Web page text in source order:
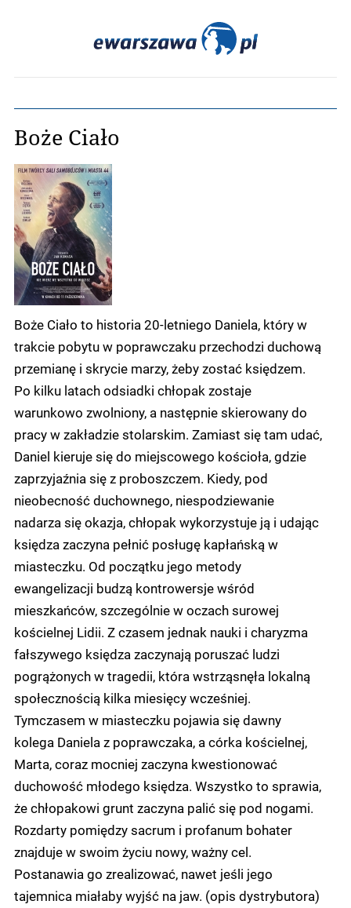
Boże Ciało
Boże Ciało to historia 20-letniego Daniela, który w
trakcie pobytu w poprawczaku przechodzi duchową
przemianę i skrycie marzy, żeby zostać księdzem.
Po kilku latach odsiadki chłopak zostaje
warunkowo zwolniony, a następnie skierowany do
pracy w zakładzie stolarskim. Zamiast się tam udać,
Daniel kieruje się do miejscowego kościoła, gdzie
zaprzyjaźnia się z proboszczem. Kiedy, pod
nieobecność duchownego, niespodziewanie
nadarza się okazja, chłopak wykorzystuje ją i udając
księdza zaczyna pełnić posługę kapłańską w
miasteczku. Od początku jego metody
ewangelizacji budzą kontrowersje wśród
mieszkańców, szczególnie w oczach surowej
kościelnej Lidii. Z czasem jednak nauki i charyzma
fałszywego księdza zaczynają poruszać ludzi
pogrążonych w tragedii, która wstrząsnęła lokalną
społecznością kilka miesięcy wcześniej.
Tymczasem w miasteczku pojawia się dawny
kolega Daniela z poprawczaka, a córka kościelnej,
Marta, coraz mocniej zaczyna kwestionować
duchowość młodego księdza. Wszystko to sprawia,
że chłopakowi grunt zaczyna palić się pod nogami.
Rozdarty pomiędzy sacrum i profanum bohater
znajduje w swoim życiu nowy, ważny cel.
Postanawia go zrealizować, nawet jeśli jego
tajemnica miałaby wyjść na jaw. (opis dystrybutora)